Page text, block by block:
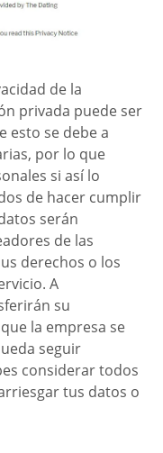
de la
privada puede ser
esto se debe a
por lo que
si así lo
de hacer cumplir
serán
de las
derechos o los
A
su
la empresa se
seguir
considerar todos
tus datos o